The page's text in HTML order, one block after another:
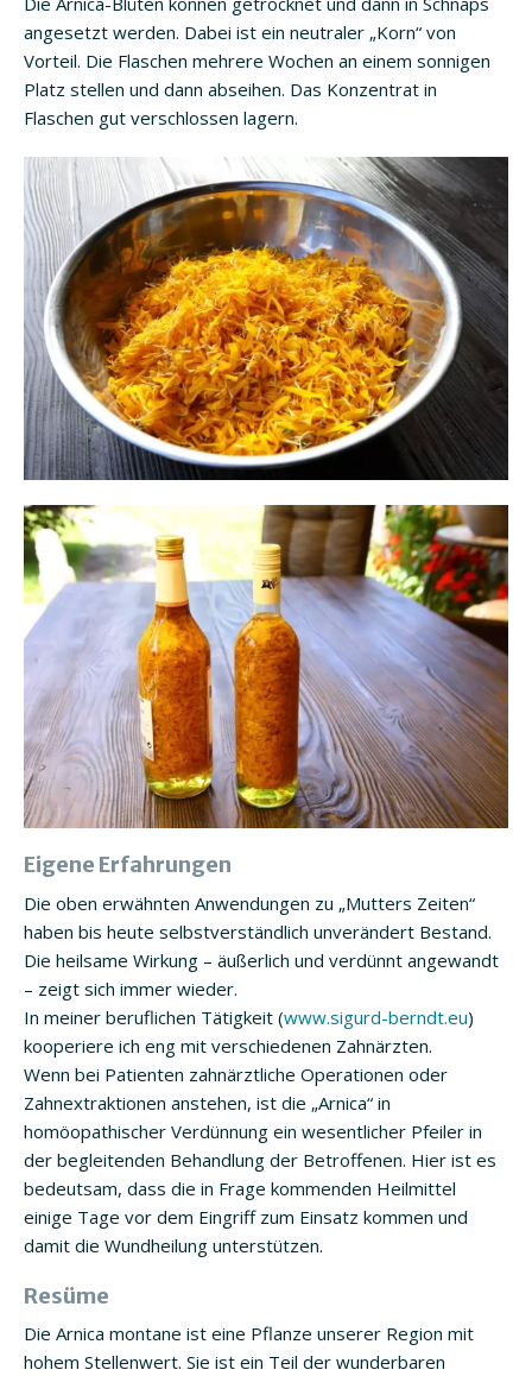
angesetzt werden. Dabei ist ein neutraler „Korn“ von
Vorteil. Die Flaschen mehrere Wochen an einem sonnigen
Platz stellen und dann abseihen. Das Konzentrat in
Flaschen gut verschlossen lagern.
Eigene Erfahrungen
Die oben erwähnten Anwendungen zu „Mutters Zeiten“
haben bis heute selbstverständlich unverändert Bestand.
Die heilsame Wirkung – äußerlich und verdünnt angewandt
– zeigt sich immer wieder.
In meiner beruflichen Tätigkeit (www.sigurd-berndt.eu)
kooperiere ich eng mit verschiedenen Zahnärzten.
Wenn bei Patienten zahnärztliche Operationen oder
Zahnextraktionen anstehen, ist die „Arnica“ in
homöopathischer Verdünnung ein wesentlicher Pfeiler in
der begleitenden Behandlung der Betroffenen. Hier ist es
bedeutsam, dass die in Frage kommenden Heilmittel
einige Tage vor dem Eingriff zum Einsatz kommen und
damit die Wundheilung unterstützen.
Resüme
Die Arnica montane ist eine Pflanze unserer Region mit
hohem Stellenwert. Sie ist ein Teil der wunderbaren